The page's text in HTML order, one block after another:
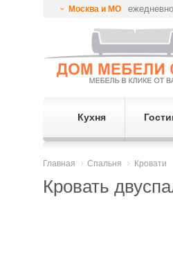
Москва и МО
Кухня
Главная Спальня Кровати
Кровать